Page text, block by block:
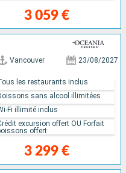
3 059 €
Vancouver 23/08/2027
3 299 €
les restaurants inclus
sans alcool illimitées
Fi illimité inclus
excursion offert OU Forfait
offert